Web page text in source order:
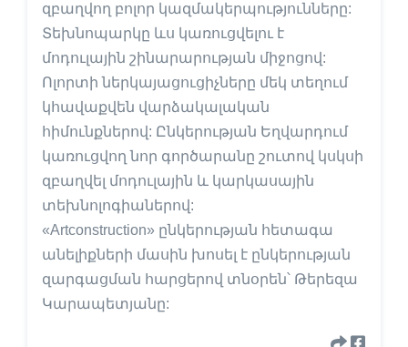
զբաղվող բոլոր կազմակերպությունները:
Տեխնոպարկը ևս կառուցվելու է
մոդուլային շինարարության միջոցով:
Ոլորտի ներկայացուցիչները մեկ տեղում
կհավաքվեն վարձակալական
հիմունքներով: Ընկերության Եղվարդում
կառուցվող նոր գործարանը շուտով կսկսի
զբաղվել մոդուլային և կարկասային
տեխնոլոգիաներով:
«Artconstruction» ընկերության հետագա
անելիքների մասին խոսել է ընկերության
զարգացման հարցերով տնօրեն՝ Թերեզա
Կարապետյանը: